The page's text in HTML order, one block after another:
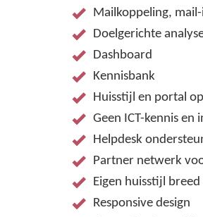
Mailkoppeling,
Doelgerichte
Dashboard
Kennisbank
Huisstijl en portal
Geen ICT-kennis
Helpdesk
Partner netwerk
Eigen huisstijl
Responsive design